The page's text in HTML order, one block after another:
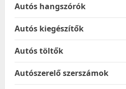
Autós hangszórók
Autós kiegészítők
Autós töltők
Autószerelő szerszámok